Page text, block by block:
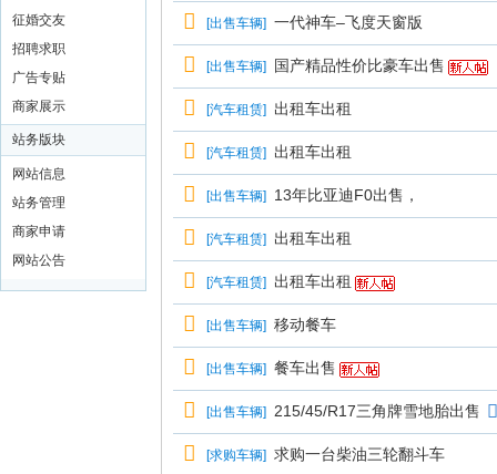
征婚交友
招聘求职
广告专贴
商家展示
站务版块
网站信息
站务管理
商家申请
网站公告
[出售车辆] 一代神车–飞度天窗版
[出售车辆] 国产精品性价比豪车出售
[汽车租赁] 出租车出租
[汽车租赁] 出租车出租
[出售车辆] 13年比亚迪F0出售，
[汽车租赁] 出租车出租
[汽车租赁] 出租车出租
[出售车辆] 移动餐车
[出售车辆] 餐车出售
[出售车辆] 215/45/R17三角牌雪地胎出售
[求购车辆] 求购一台柴油三轮翻斗车